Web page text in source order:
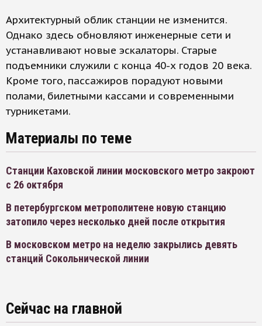
Архитектурный облик станции не изменится.
Однако здесь обновляют инженерные сети и
устанавливают новые эскалаторы. Старые
подъемники служили с конца 40-х годов 20 века.
Кроме того, пассажиров порадуют новыми
полами, билетными кассами и современными
турникетами.
Материалы по теме
Станции Каховской линии московского метро закроют
с 26 октября
В петербургском метрополитене новую станцию
затопило через несколько дней после открытия
В московском метро на неделю закрылись девять
станций Сокольнической линии
Сейчас на главной